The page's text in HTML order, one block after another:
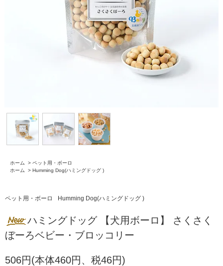
ホーム > ペット用・ボーロ
ホーム
> Humming Dog(ハミングドッグ )
ペット用・ボーロ Humming Dog(ハミングドッグ )
ハミングドッグ 【犬用ボーロ】 さくさく
ぼーろベビー・ブロッコリー
506円(本体460円、税46円)